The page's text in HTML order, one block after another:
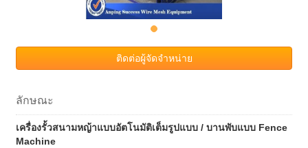
ติดต่อผู้จัดจำหน่าย
ลักษณะ
เครื่องรั้วสนามหญ้าแบบอัตโนมัติเต็มรูปแบบ / บานพับแบบ Fence
Machine